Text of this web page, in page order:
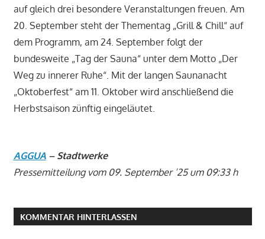
auf gleich drei besondere Veranstaltungen freuen. Am
20. September steht der Thementag „Grill & Chill“ auf
dem Programm, am 24. September folgt der
bundesweite „Tag der Sauna“ unter dem Motto „Der
Weg zu innerer Ruhe“. Mit der langen Saunanacht
„Oktoberfest“ am 11. Oktober wird anschließend die
Herbstsaison zünftig eingeläutet.
AGGUA– Stadtwerke
Pressemitteilung vom 09. September ’25 um 09:33 h
KOMMENTAR HINTERLASSEN